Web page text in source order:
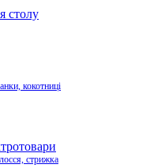
столу
кокотниці
стрижка